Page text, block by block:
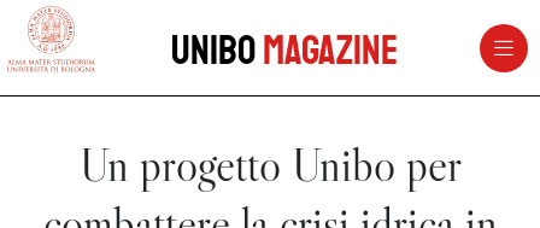
vai al contenuto della pagina
UniboMagazine
Un progetto Unibo per